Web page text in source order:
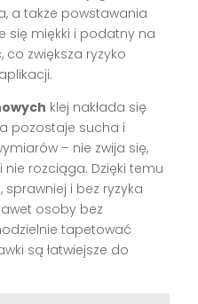
a także powstawania
się miękki i podatny na
zwiększa ryzyko
klej nakłada się
pozostaje sucha i
– nie zwija się,
nie rozciąga. Dzięki temu
i bez ryzyka
osoby bez
tapetować
są łatwiejsze do